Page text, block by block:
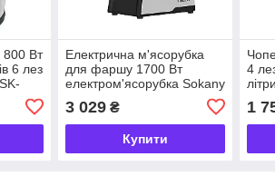
800 Вт
6 лез
Електрична м'ясорубка
для фаршу 1700 Вт
електром'ясорубка Sokany
3 029₴
Купити
4
1